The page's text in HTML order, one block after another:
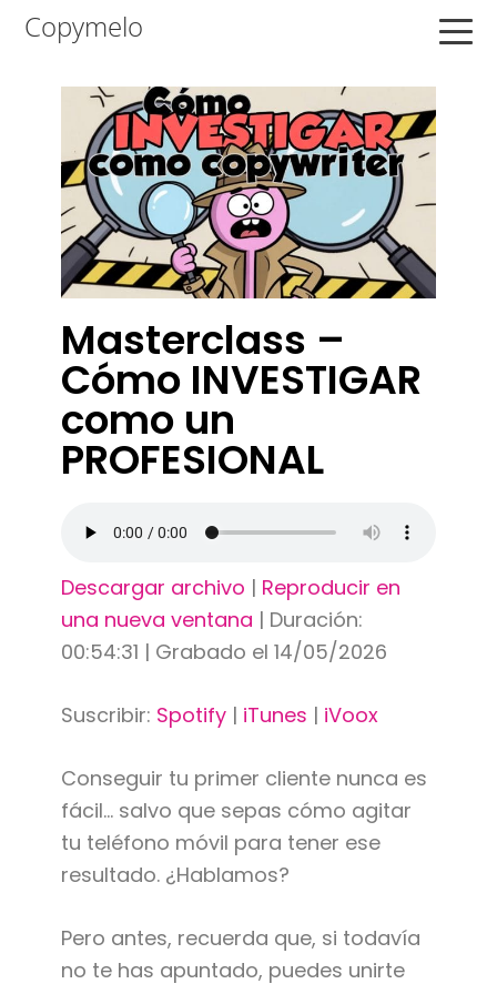
Saltar
navegación
principal
Saltar
contenido
Saltar
principal
Copymelo
Masterclass –
Cómo INVESTIGAR
como un
PROFESIONAL
Descargar archivo | Reproducir en
una nueva ventana | Duración:
00:54:31 | Grabado el 14/05/2026
Suscribir: Spotify| iTunes | iVoox
Conseguir tu primer cliente nunca es
fácil… salvo que sepas cómo agitar
tu teléfono móvil para tener ese
resultado. ¿Hablamos?
Pero antes, recuerda que, si todavía
no te has apuntado, puedes unirte